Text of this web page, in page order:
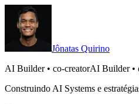
Jônatas Quirino
AI Builder • co-creatorAI Builder •
Construindo AI Systems e